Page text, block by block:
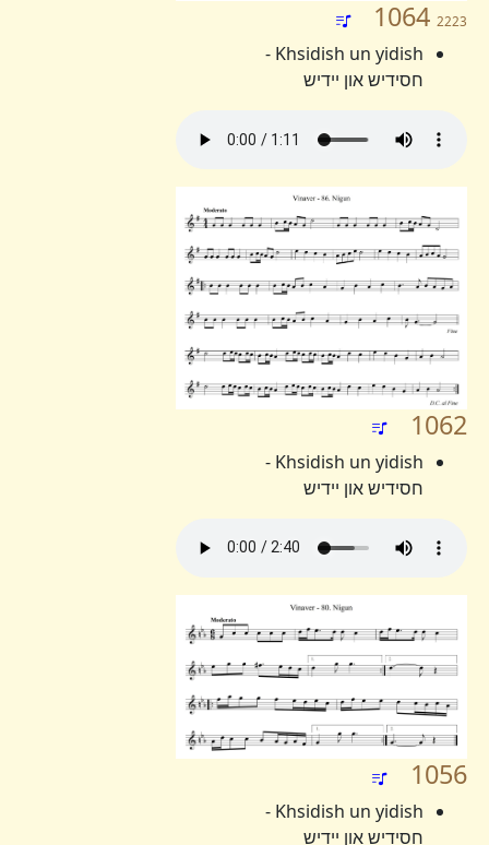
1064 2223
Khsidish un yidish -
חסידיש און יידיש
1062
Khsidish un yidish -
חסידיש און יידיש
1056
Khsidish un yidish -
חסידיש און יידיש